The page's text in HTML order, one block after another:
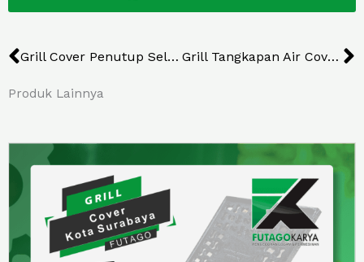
Prev Grill Cover Penutup Selokan Besi Malang Grill Tangkapan Air Cover Besi Bojonegoro
Produk Lainnya